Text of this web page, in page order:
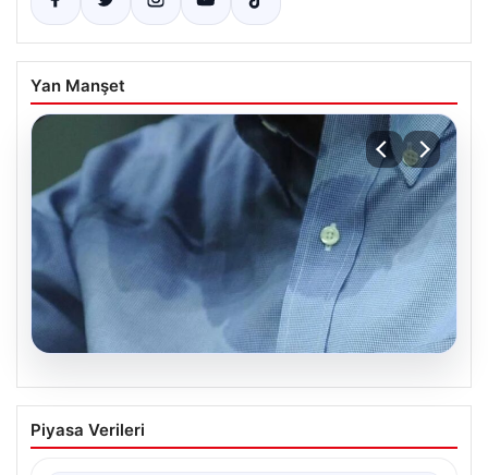
Yan Manşet
08.08.2026
Yargıtay’dan Boşanma Davasında Ter
Kokusu ve Tazminat Kararı
Piyasa Verileri